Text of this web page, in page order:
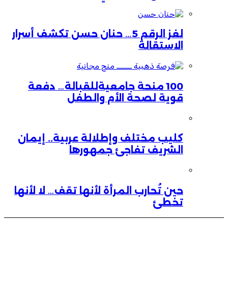
لغز الرقم 5… حنان حسن تكشف أسرار
الاستقالة
100 منحة جامعيةللقبالة… دفعة
قوية لصحة الأم والطفل
كليب مختلف وإطلالة عربية.. إيمان
الشريف تفاجئ جمهورها
حين تُحارب المرأة لأنها تقف… لا لأنها
تخطئ